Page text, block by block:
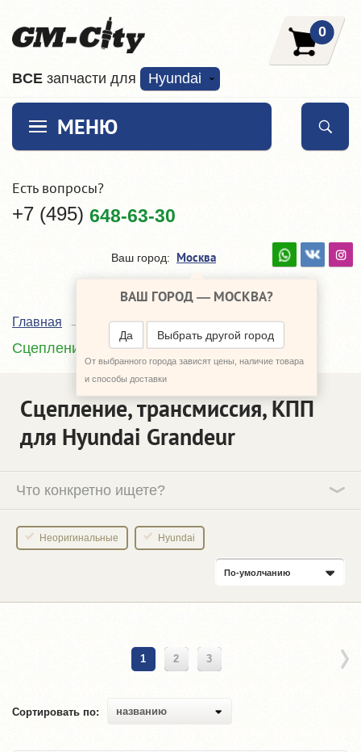
ВCE запчасти для Hyundai
0
МЕНЮ
Есть вопросы?
+7 (495) 648-63-30
Ваш город: Москва
ВАШ ГОРОД — МОСКВА?
Да Выбрать другой город
От выбранного города зависят цены, наличие товара
и способы доставки
Главная Каталог Hyundai Grandeur
Сцепление, трансмиссия, КПП
Сцепление, трансмиссия, КПП
для Hyundai Grandeur
Что конкретно ищете?
Неоригинальные Hyundai
По-умолчанию
1 2 3
Сортировать по: названию